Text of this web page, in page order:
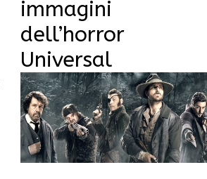
immagini
dell’horror
Universal